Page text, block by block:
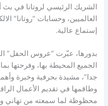
الشريك الرئيسي لروتانا في بث
العالميين، وحسابات “روتانا”
إستماع عالية.
بدورها، عبّرت “عروس الحفل”
الجميع المحيطة بها، وفرحتها
جدا”، مشيدة بحرفية وخبرة
وطاقمها في تقديم الأعمال
محظوظة لما سمعته من تهاني